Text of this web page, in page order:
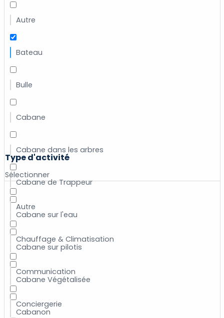
Autre
Bateau
Bulle
Cabane
Cabane dans les arbres
Cabane de Trappeur
Cabane sur l'eau
Cabane sur pilotis
Cabane Végétalisée
Cabanon
Type d'activité
Sélectionner
Autre
Chauffage & Climatisation
Communication
Conciergerie